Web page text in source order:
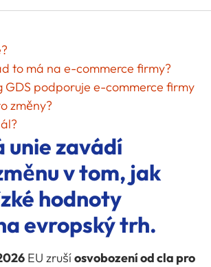
to má na e-commerce firmy?
GDS podporuje e-commerce firmy
změny?
unie zavádí
v tom, jak
hodnoty
evropský trh.
EU zrušíosvobození od cla pro